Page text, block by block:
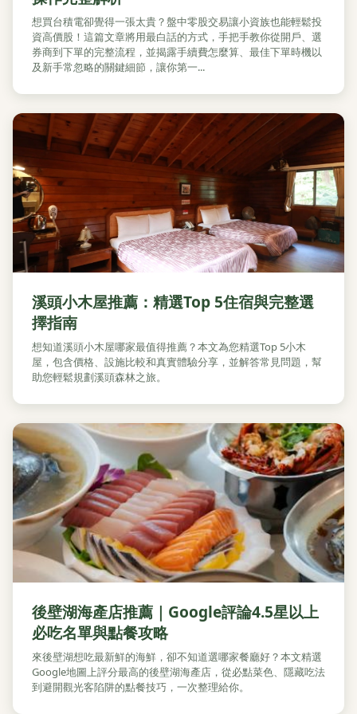
想買台積電卻覺得一張太貴？盤中零股交易讓小資族也能輕鬆投
資高價股！這篇文章將用最白話的方式，手把手教你從開戶、選
券商到下單的完整流程，並揭露手續費怎麼算、最佳下單時機以
及新手常忽略的關鍵細節，讓你第一...
溪頭小木屋推薦：精選Top 5住宿與完整選
擇指南
想知道溪頭小木屋哪家最值得推薦？本文為您精選Top 5小木
屋，包含價格、設施比較和真實體驗分享，並解答常見問題，幫
助您輕鬆規劃溪頭森林之旅。
後壁湖海產店推薦｜Google評論4.5星以上
必吃名單與點餐攻略
來後壁湖想吃最新鮮的海鮮，卻不知道選哪家餐廳好？本文精選
Google地圖上評分最高的後壁湖海產店，從必點菜色、隱藏吃法
到避開觀光客陷阱的點餐技巧，一次整理給你。